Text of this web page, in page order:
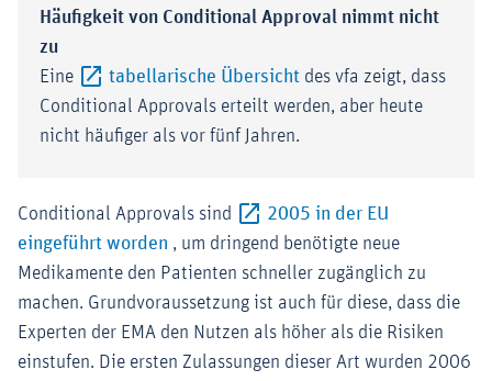
Häufigkeit von Conditional Approval nimmt nicht
zu
Eine
tabellarische Übersicht Externer-Link (Öffnet
des vfa zeigt, dass
Conditional Approvals erteilt werden, aber heute
nicht häufiger als vor fünf Jahren.
Conditional Approvals sind
2005 in der EU
eingeführt worden Externer-Link (Öffnet im neuen Fenster)
, um dringend benötigte neue
Medikamente den Patienten schneller zugänglich zu
machen. Grundvoraussetzung ist auch für diese, dass die
Experten der EMA den Nutzen als höher als die Risiken
einstufen. Die ersten Zulassungen dieser Art wurden 2006